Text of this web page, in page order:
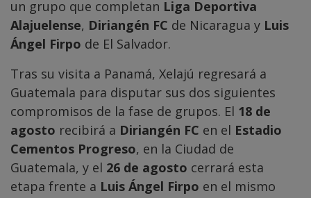
un grupo que completan Liga Deportiva
Alajuelense, Diriangén FC de Nicaragua y Luis
Ángel Firpo de El Salvador.
Tras su visita a Panamá, Xelajú regresará a
Guatemala para disputar sus dos siguientes
compromisos de la fase de grupos. El 18 de
agosto recibirá a Diriangén FC en el Estadio
Cementos Progreso, en la Ciudad de
Guatemala, y el 26 de agosto cerrará esta
etapa frente a Luis Ángel Firpo en el mismo